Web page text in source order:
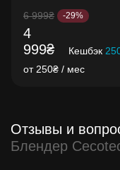
6 999₴ -29%
4
999₴
Кешбэк
от 250₴ / мес
Отзывы и
Блендер